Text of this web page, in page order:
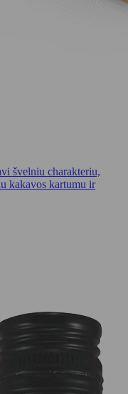
švelniu charakteriu,
kakavos kartumu ir